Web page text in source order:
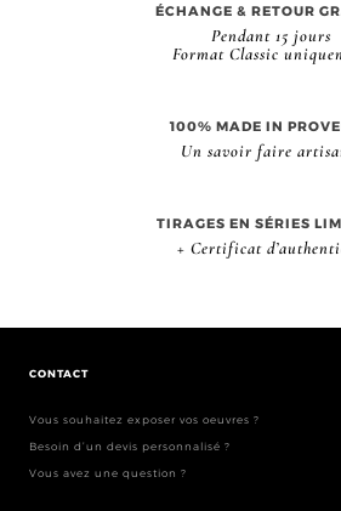
ÉCHANGE & RETOUR
Pendant 15 jours
Format Classic
100% MADE IN
Un savoir faire
TIRAGES EN SÉRIES
+ Certificat
CONTACT
Vous souhaitez exposer vos oeuvres ?
Besoin d’un devis personnalisé ?
Vous avez une question ?